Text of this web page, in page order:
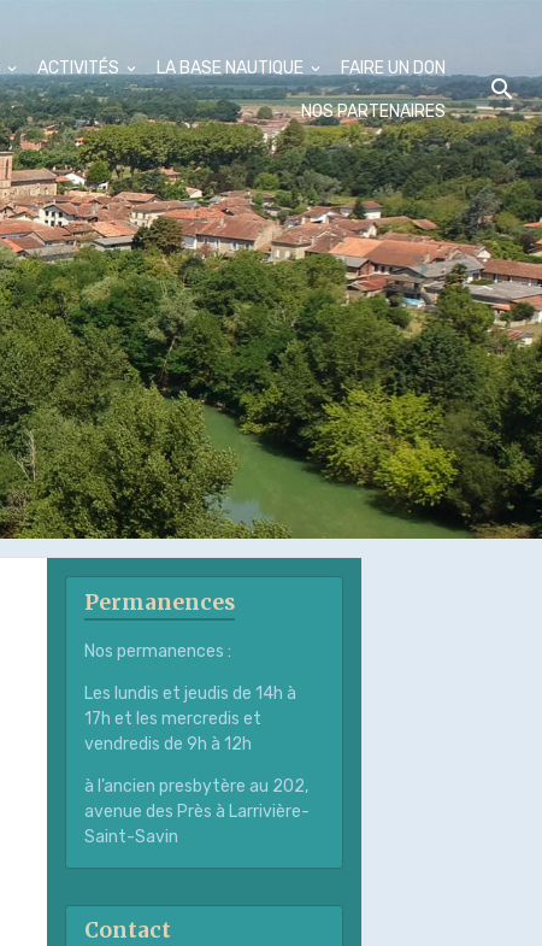
ACTIVITÉS LA BASE NAUTIQUE FAIRE UN DON
NOS PARTENAIRES
Permanences
Nos permanences :
Les lundis et jeudis de 14h à
17h et les mercredis et
vendredis de 9h à 12h
à l’ancien presbytère au 202,
avenue des Près à Larrivière-
Saint-Savin
Contact